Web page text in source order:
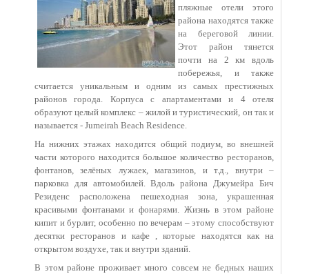
пляжные отели этого
района находятся также
на береговой линии.
Этот район тянется
почти на 2 км вдоль
побережья, и также
считается уникальным и одним из самых престижных
районов города. Корпуса с апартаментами и 4 отеля
образуют целый комплекс – жилой и туристический, он так и
называется - Jumeirah Beach Residence.
На нижних этажах находится общий подиум, во внешней
части которого находится большое количество ресторанов,
фонтанов, зелёных лужаек, магазинов, и т.д., внутри –
парковка для автомобилей. Вдоль района Джумейра Бич
Резиденс расположена пешеходная зона, украшенная
красивыми фонтанами и фонарями. Жизнь в этом районе
кипит и бурлит, особенно по вечерам – этому способствуют
десятки ресторанов и кафе , которые находятся как на
открытом воздухе, так и внутри зданий.
В этом районе проживает много совсем не бедных наших